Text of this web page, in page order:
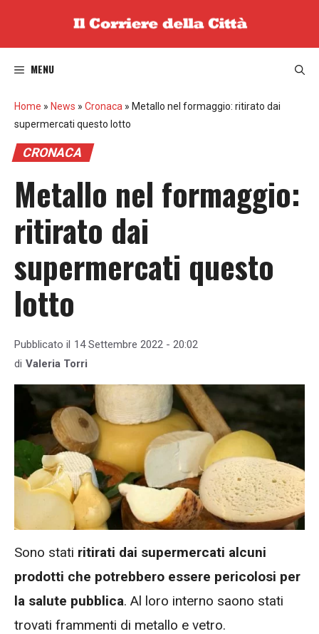
MENU
Home » News » Cronaca » Metallo nel formaggio: ritirato dai
supermercati questo lotto
CRONACA
Metallo nel formaggio:
ritirato dai
supermercati questo
lotto
Pubblicato il 14 Settembre 2022 - 20:02
di Valeria Torri
Sono stati ritirati dai supermercati alcuni
prodotti che potrebbero essere pericolosi per
la salute pubblica. Al loro interno saono stati
trovati frammenti di metallo e vetro.